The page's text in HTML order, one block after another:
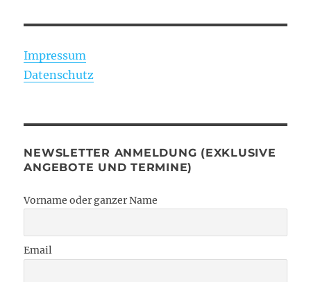
Impressum
Datenschutz
NEWSLETTER ANMELDUNG (EXKLUSIVE
ANGEBOTE UND TERMINE)
Vorname oder ganzer Name
Email